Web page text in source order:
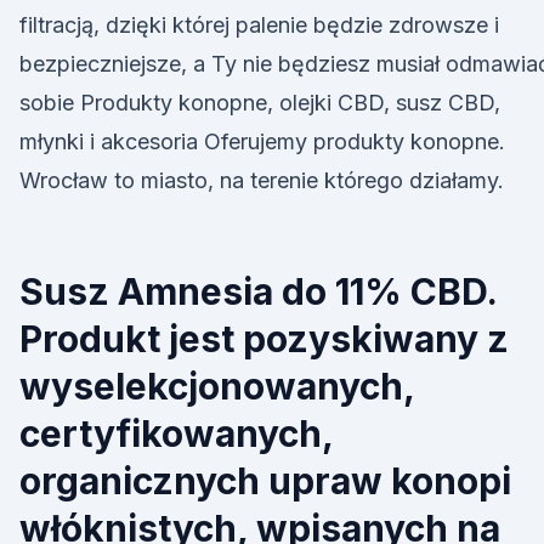
filtracją, dzięki której palenie będzie zdrowsze i
bezpieczniejsze, a Ty nie będziesz musiał
sobie Produkty konopne, olejki CBD, susz CBD,
młynki i akcesoria Oferujemy produkty konopne.
Wrocław to miasto, na terenie którego działamy.
Susz Amnesia do 11% CBD.
Produkt jest pozyskiwany z
wyselekcjonowanych,
certyfikowanych,
organicznych upraw konopi
włóknistych, wpisanych na